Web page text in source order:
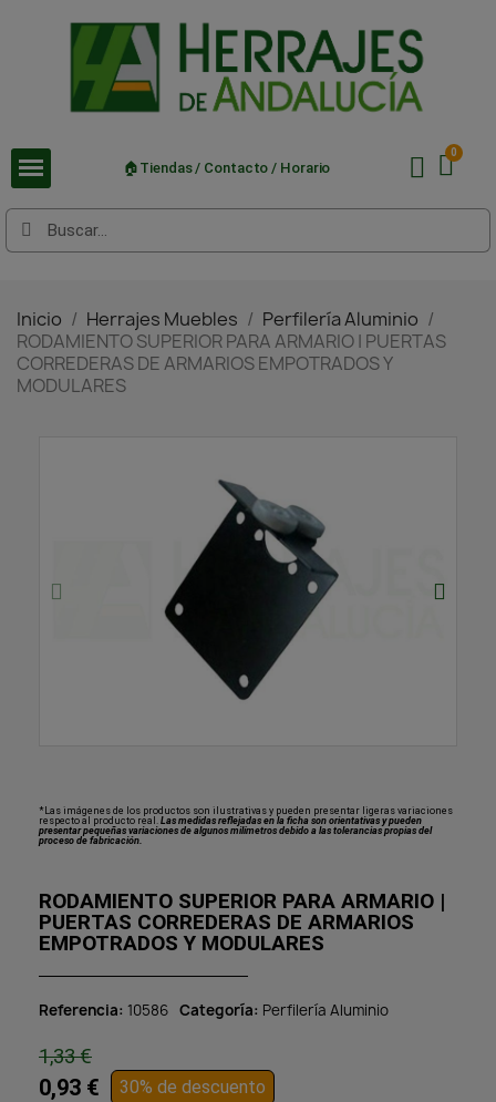
🏠Tiendas / Contacto / Horario
Inicio Herrajes Muebles
Perfilería Aluminio
RODAMIENTO SUPERIOR PARA ARMARIO | PUERTAS
CORREDERAS DE ARMARIOS EMPOTRADOS Y
MODULARES
*Las imágenes de los productos son ilustrativas y pueden presentar ligeras variaciones
respecto al producto real. Las medidas reflejadas en la ficha son orientativas y pueden
presentar pequeñas variaciones de algunos milímetros debido a las tolerancias propias del
proceso de fabricación.
RODAMIENTO SUPERIOR PARA ARMARIO |
PUERTAS CORREDERAS DE ARMARIOS
EMPOTRADOS Y MODULARES
Referencia 10586 Categoría Perfilería Aluminio
1,33 €
0,93 € 30% de descuento